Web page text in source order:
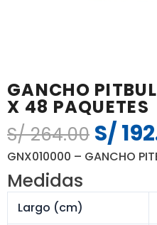
GANCHO
X 48 PAQUETES
S/264.00 El
precio
era:
S/
S/
GNX010000 – GANCHO
Medidas
Largo (cm)